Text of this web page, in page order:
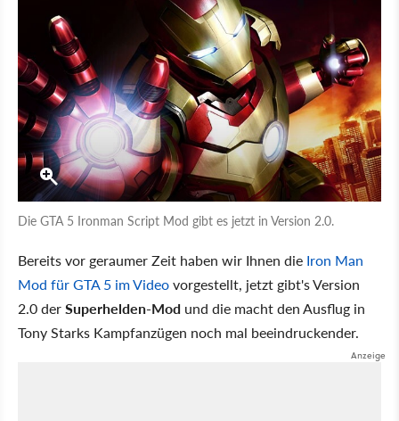
Die GTA 5 Ironman Script Mod gibt es jetzt in Version 2.0.
Bereits vor geraumer Zeit haben wir Ihnen die Iron Man
Mod für GTA 5 im Videovorgestellt, jetzt gibt's Version
2.0 derSuperhelden-Mod und die macht den Ausflug in
Tony Starks Kampfanzügen noch mal beeindruckender.